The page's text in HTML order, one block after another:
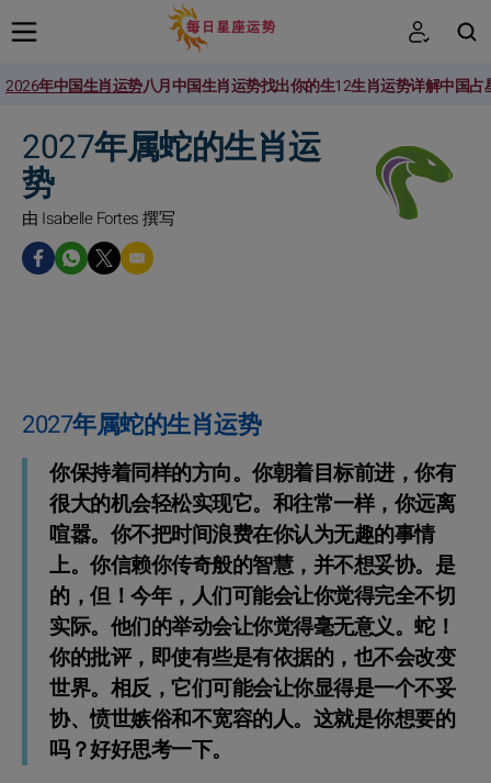
2026年中国生肖运势八月中国生肖运势找出你的生12生肖运势详解中国占
2027年属蛇的生肖运
势
由 Isabelle Fortes 撰写
2027年属蛇的生肖运势
你保持着同样的方向。你朝着目标前进，你有
很大的机会轻松实现它。和往常一样，你远离
喧嚣。你不把时间浪费在你认为无趣的事情
上。你信赖你传奇般的智慧，并不想妥协。是
的，但！今年，人们可能会让你觉得完全不切
实际。他们的举动会让你觉得毫无意义。蛇！
你的批评，即使有些是有依据的，也不会改变
世界。相反，它们可能会让你显得是一个不妥
协、愤世嫉俗和不宽容的人。这就是你想要的
吗？好好思考一下。